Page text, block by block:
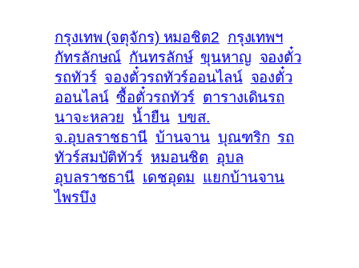
กรุงเทพ (จตุจักร) หมอชิต2 กรุงเทพฯ
กัทรลักษณ์ กันทรลักษ์ ขุนหาญ จองตั๋ว
รถทัวร์ จองตั๋วรถทัวร์ออนไลน์ จองตั๋ว
ออนไลน์ ซื้อตั๋วรถทัวร์ ตารางเดินรถ
นาจะหลวย น้ำยืน บขส.
จ.อุบลราชธานี บ้านจาน บุณฑริก รถ
ทัวร์สมบัติทัวร์ หมอนชิต อุบล
อุบลราชธานี เดชอุดม แยกบ้านจาน
ไพรบึง